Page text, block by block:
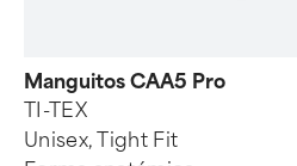
Manguitos CAA5 Pro
TI-TEX
Unisex, Tight Fit